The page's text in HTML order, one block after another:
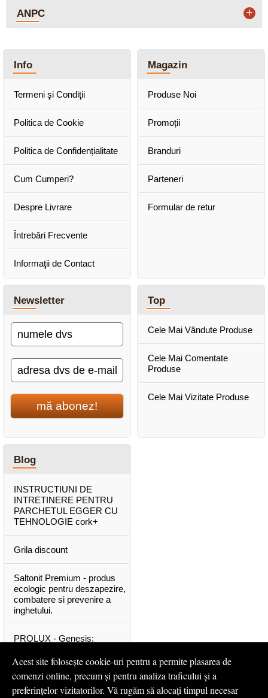
ANPC +
Info
Termeni şi Condiţii
Politica de Cookie
Politica de Confidențialitate
Cum Cumperi?
Despre Livrare
Întrebări Frecvente
Informaţii de Contact
Magazin
Produse Noi
Promoții
Branduri
Parteneri
Formular de retur
Newsletter
mă abonez!
Top
Cele Mai Vândute Produse
Cele Mai Comentate
Produse
Cele Mai Vizitate Produse
Blog
INSTRUCTIUNI DE
INTRETINERE PENTRU
PARCHETUL EGGER CU
TEHNOLOGIE cork+
Grila discount
Saltonit Premium - produs
ecologic pentru deszapezire,
combatere si prevenire a
inghetului.
PROLUX - Genesis:
calitate superioara
Mascota PROLUX Genesis
Acest site folosește cookie-uri pentru a permite plasarea de
comenzi online, precum și pentru analiza traficului și a
preferințelor vizitatorilor. Vă rugăm să alocați timpul necesar